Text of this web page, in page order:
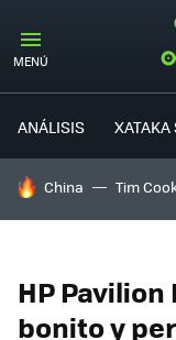
MENÚ
ANÁLISIS XATAKA
HOY SE HABLA DE
China Tim
HP Pavilion
bonito y